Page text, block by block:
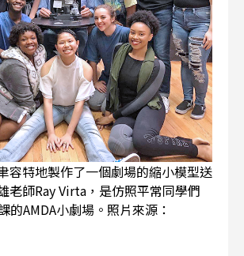
容特地製作了一個劇場的縮小模型送
老師Ray Virta，是仿照平常同學們
的AMDA小劇場。照片來源：